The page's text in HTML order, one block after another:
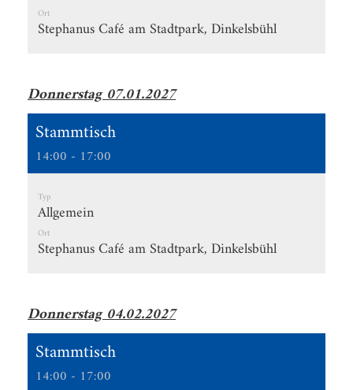
Ort
Stephanus Café am Stadtpark, Dinkelsbühl
Donnerstag 07.01.2027
Stammtisch
14:00 - 17:00
Typ
Allgemein
Ort
Stephanus Café am Stadtpark, Dinkelsbühl
Donnerstag 04.02.2027
Stammtisch
14:00 - 17:00